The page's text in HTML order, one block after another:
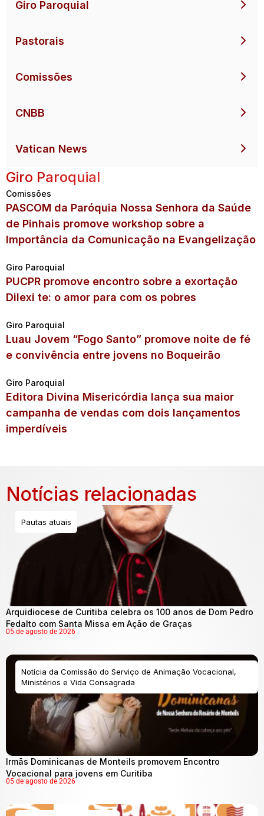
Giro Paroquial
Pastorais
Comissões
CNBB
Vatican News
Giro Paroquial
Comissões
PASCOM da Paróquia Nossa Senhora da Saúde
de Pinhais promove workshop sobre a
Importância da Comunicação na Evangelização
Giro Paroquial
PUCPR promove encontro sobre a exortação
Dilexi te: o amor para com os pobres
Giro Paroquial
Luau Jovem “Fogo Santo” promove noite de fé
e convivência entre jovens no Boqueirão
Giro Paroquial
Editora Divina Misericórdia lança sua maior
campanha de vendas com dois lançamentos
imperdíveis
Notícias relacionadas
Pautas atuais
Arquidiocese de Curitiba celebra os 100 anos de Dom Pedro
Fedalto com Santa Missa em Ação de Graças
05 de agosto de 2026
Notícia da Comissão do Serviço de Animação Vocacional,
Ministérios e Vida Consagrada
Irmãs Dominicanas de Monteils promovem Encontro
Vocacional para jovens em Curitiba
05 de agosto de 2026